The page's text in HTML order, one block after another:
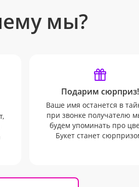
мы?
Подарим сюрприз!
Ваше имя останется в
при звонке получателю
будем упоминать про
Букет станет